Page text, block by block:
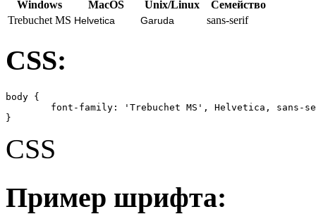
Windows MacOS Unix/Linux
Семейство
Trebuchet MS Helvetica Garuda sans-serif
CSS:
body {
}
CSS
Пример шрифта: